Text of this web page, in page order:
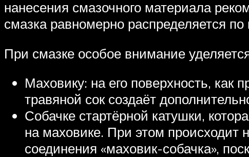
нанесения смазочного материала
смазка равномерно распределяется
При смазке особое внимание
Маховику: на его поверхность, как
травяной сок создаёт
Собачке стартёрной катушки,
на маховике. При этом происходит
соединения «маховик-собачка»,